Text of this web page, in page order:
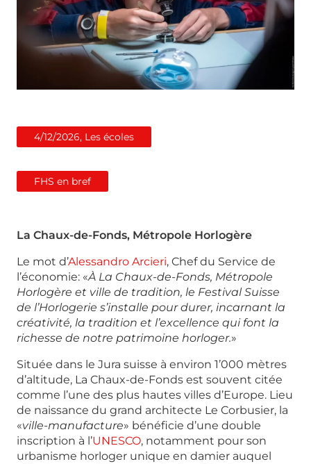
4/12/2026, Les écoles
FHS en bref
La Chaux-de-Fonds, Métropole Horlogère
Le mot d’Alessandro Arcieri, Chef du Service de
l’économie: «À La Chaux-de-Fonds, Métropole
Horlogère et ville de tradition, le Festival Suisse
de l’Horlogerie s’installe pour durer, incarnant la
créativité, la tradition et l’excellence qui font la
richesse de notre patrimoine horloger.»
Située dans le Jura suisse à environ 1’000 mètres
d’altitude, La Chaux-de-Fonds est souvent citée
comme l’une des plus hautes villes d’Europe. Lieu
de naissance du grand architecte Le Corbusier, la
«ville-manufacture» bénéficie d’une double
inscription à l’UNESCO, notamment pour son
urbanisme horloger unique en damier auquel